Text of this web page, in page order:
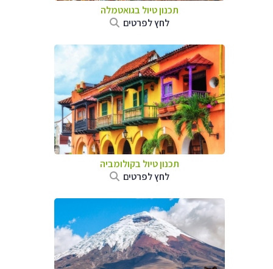
תכנון טיול בגואטמלה
לחץ לפרטים
תכנון טיול בקולומביה
לחץ לפרטים